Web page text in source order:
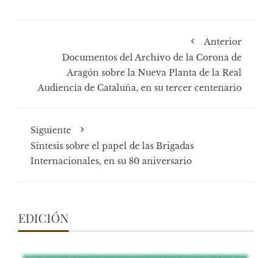
Anterior
Documentos del Archivo de la Corona de
Aragón sobre la Nueva Planta de la Real
Audiencia de Cataluña, en su tercer centenario
Siguiente
Síntesis sobre el papel de las Brigadas
Internacionales, en su 80 aniversario
EDICIÓN